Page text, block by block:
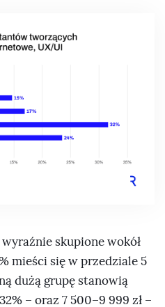
skupione wokół
mieści się w przedziale 5
dużą grupę stanowią
– oraz 7 500–9 999 zł –